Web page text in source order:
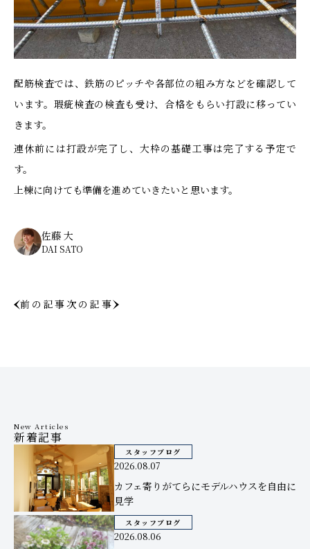
配筋検査では、鉄筋のピッチや各部位の組み方などを確認して
います。瑕疵検査の検査も受け、合格をもらい打設に移ってい
きます。
連休前には打設が完了し、大枠の基礎工事は完了する予定で
す。
上棟に向けても準備を進めていきたいと思います。
佐藤 大
DAI SATO
前の記事次の記事
New Articles
新着記事
スタッフブログ
2026.08.07
カフェ寄りがてらにモデルハウスを自由に
見学
スタッフブログ
2026.08.06